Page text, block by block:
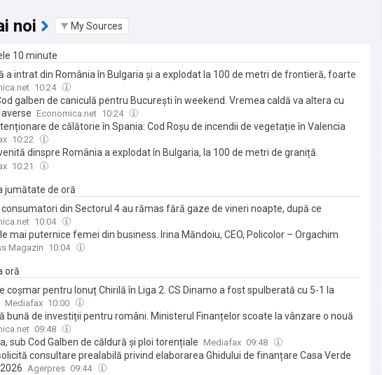
noi My Sources
10 minute
a intrat din România în Bulgaria şi a explodat la 100 de metri de frontieră, foarte
de instalațiile gazoductului transbalcanic
10:24
galben de caniculă pentru București în weekend. Vremea caldă va altera cu
Economica.net 10:24
de călătorie în Spania: Cod Roșu de incendii de vegetație în Valencia
10:22
dinspre România a explodat în Bulgaria, la 100 de metri de graniță.
lângă gazoductul Transbalcanic
10:21
jumătate de oră
din Sectorul 4 au rămas fără gaze de vineri noapte, după ce
a întrerupt alimentarea în urma unui incident la o instalație
10:04
mai puternice femei din business. Irina Măndoiu, CEO, Policolor – Orgachim
Magazin 10:04
oră
coșmar pentru Ionuț Chirilă în Liga 2. CS Dinamo a fost spulberată cu 5-1 la
Mediafax 10:00
bună de investiții pentru români. Ministerul Finanțelor scoate la vânzare o nouă
titluri de stat Tezaur, cu dobânzi foarte atractive
09:48
sub Cod Galben de căldură și ploi torențiale Mediafax 09:48
consultare prealabilă privind elaborarea Ghidului de finanțare Casa Verde
Agerpres 09:44